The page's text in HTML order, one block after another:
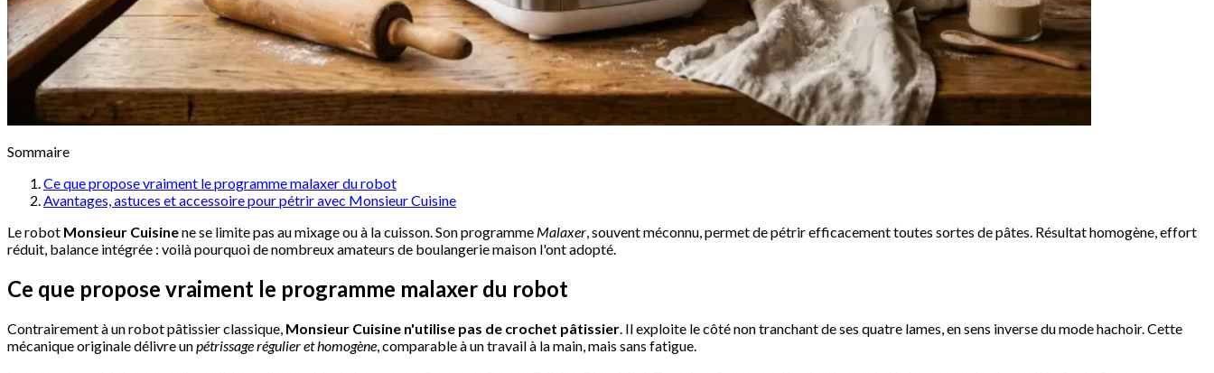
Sommaire
Ce que propose vraiment le programme malaxer du robot
Avantages, astuces et accessoire pour pétrir avec Monsieur Cuisine
Le robot Monsieur Cuisinene se limite pas au mixage ou à la cuisson. Son programme Malaxer, souvent méconnu, permet de pétrir efficacement toutes sortes de pâtes. Résultat homogène, effort
réduit, balance intégrée : voilà pourquoi de nombreux amateurs de boulangerie maison l'ont adopté.
Ce que propose vraiment le programme malaxer du robot
Contrairement à un robot pâtissier classique, Monsieur Cuisine n'utilise pas de crochet pâtissier . Il exploite le côté non tranchant de ses quatre lames, en sens inverse du mode hachoir. Cette
mécanique originale délivre unpétrissage régulier et homogène , comparable à un travail à la main, mais sans fatigue.